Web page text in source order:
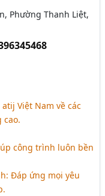
Phường Thanh Liệt,
Việt Nam về các
cao.
công trình luôn bền
Đáp ứng mọi yêu